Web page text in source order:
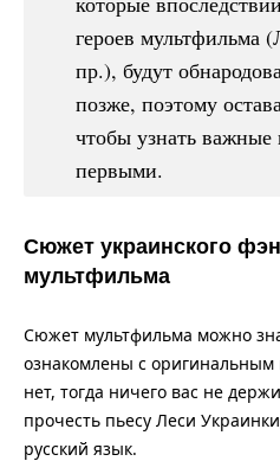
героев мультфильма
пр.), будут
позже, поэтому
чтобы узнать важные
первыми.
Сюжет украинского
мультфильма
Сюжет мультфильма можно
ознакомлены с
нет, тогда ничего вас не
прочесть пьесу Леси
русский язык.